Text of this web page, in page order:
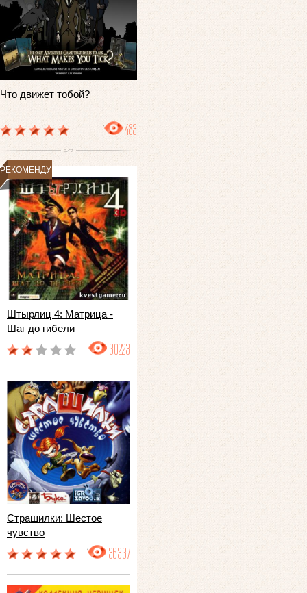
Что движет тобой?
483
РЕКОМЕНДУЕМ
Штырлиц 4: Матрица -
Шаг до гибели
30223
Страшилки: Шестое
чувство
36337